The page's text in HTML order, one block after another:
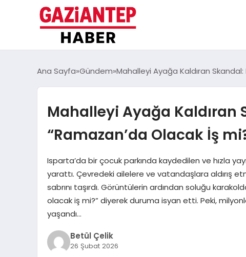
Ana Sayfa Gündem Mahalleyi Ayağa Kaldıran
Mahalleyi Ayağa Kaldıran
“Ramazan’da Olacak İş
Isparta’da bir çocuk parkında kaydedilen ve hızla
yarattı. Çevredeki ailelere ve vatandaşlara aldırış
sabrını taşırdı. Görüntülerin ardından soluğu
olacak iş mi?” diyerek duruma isyan etti. Peki,
yaşandı…
Betül Çelik
26 Şubat 2026